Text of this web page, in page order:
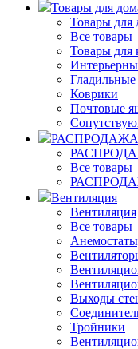
Товары для
Товары для
Все товары
Товары для
Гладильные
Коврики
Почтовые
Все товары
Вентиляция
Вентиляция
Все товары
Выходы
Тройники